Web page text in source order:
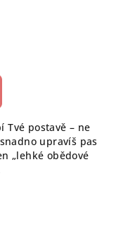
Tvé postavě – ne
upravíš pas
„lehké obědové